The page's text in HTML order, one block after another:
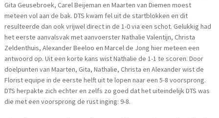
Gita Geusebroek, Carel Beijeman en Maarten van Diemen moest
meteen vol aan de bak. DTS kwam fel uit de startblokken en dit
resulteerde dan ook vrijwel direct in de 1-0 via een schot. Gelukkig had
het eerste aanvalsvak met aanvoerster Nathalie Valentijn, Christa
Zeldenthuis, Alexander Beeloo en Marcel de Jong hier meteen een
antwoord op. Uit een korte kans wist Nathalie de 1-1 te scoren. Door
doelpunten van Maarten, Gita, Nathalie, Christa en Alexander wist de
Florist equipe in de eerste helft uit te lopen naar een 5-8 voorsprong.
DTS herpakte zich echter en zelfs zo goed dat het uiteindelijk DTS was
die met een voorsprong de rust inging: 9-8.